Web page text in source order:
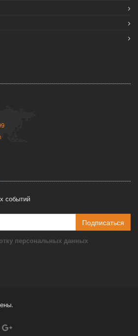
событий
Подписаться
персональных данных